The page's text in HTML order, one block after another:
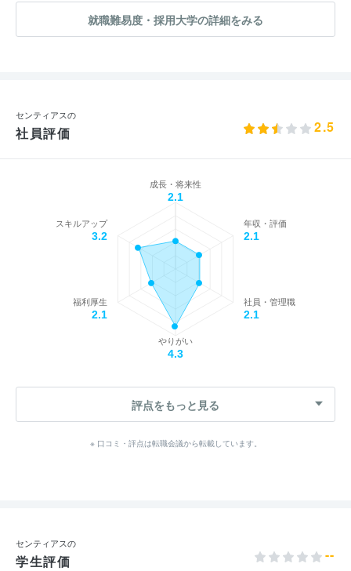
就職難易度・採用大学の詳細をみる
センティアスの
社員評価 2.5
成長・将来性
2.1
年収・評価
2.1
社員・管理職
2.1
やりがい
4.3
福利厚生
2.1
スキルアップ
3.2
評点をもっと見る
※ 口コミ・評点は転職会議から転載しています。
センティアスの
学生評価 --